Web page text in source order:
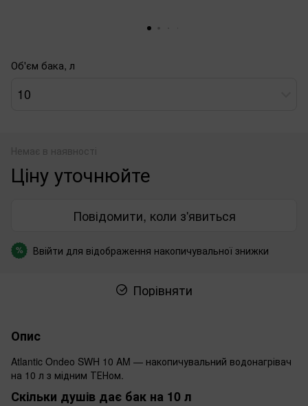
Об'єм бака, л
10
Немає в наявності
Ціну уточнюйте
Повідомити, коли з'явиться
% Ввійти для відображення накопичувальної знижки
Порівняти
Опис
Atlantic Ondeo SWH 10 AM — накопичувальний водонагрівач
на 10 л з мідним ТЕНом.
Скільки душів дає бак на 10 л